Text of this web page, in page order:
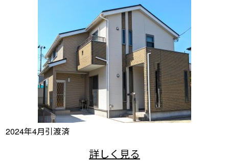
2024年4月引渡済